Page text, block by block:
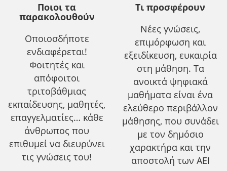
Ποιοι τα
παρακολουθούν
Οποιοσδήποτε
ενδιαφέρεται!
Φοιτητές και
απόφοιτοι
τριτοβάθμιας
εκπαίδευσης, μαθητές,
επαγγελματίες… κάθε
άνθρωπος που
επιθυμεί να διευρύνει
τις γνώσεις του!
Τι προσφέρουν
Νέες γνώσεις,
επιμόρφωση και
εξειδίκευση, ευκαιρία
στη μάθηση. Τα
ανοικτά ψηφιακά
μαθήματα είναι ένα
ελεύθερο περιβάλλον
μάθησης, που συνάδει
με τον δημόσιο
χαρακτήρα και την
αποστολή των ΑΕΙ